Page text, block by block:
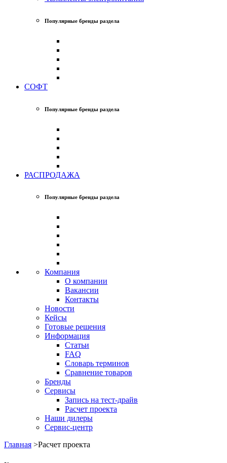
Популярные бренды раздела
СОФТ
Популярные бренды раздела
РАСПРОДАЖА
Популярные бренды раздела
Компания
О компании
Вакансии
Контакты
Новости
Кейсы
Готовые решения
Информация
Статьи
FAQ
Словарь терминов
Сравнение товаров
Бренды
Сервисы
Запись на тест-драйв
Расчет проекта
Наши дилеры
Сервис-центр
Главная >Расчет проекта